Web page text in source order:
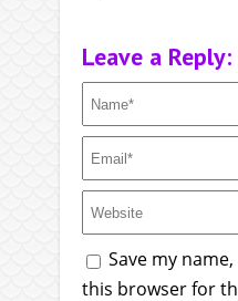
Leave a Reply:
Save my
this browser for